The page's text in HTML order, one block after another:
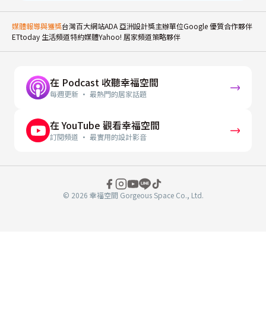
媒體報導與獲獎台灣百大網站ADA 亞洲設計獎主辦單位Google 優質合作夥伴
ETtoday 生活頻道特約媒體Yahoo! 居家頻道策略夥伴
在 Podcast 收聽幸福空間
每週更新 · 最熱門的居家話題
在 YouTube 觀看幸福空間
訂閱頻道 · 最實用的設計影音
© 2026 幸福空間 Gorgeous Space Co., Ltd.